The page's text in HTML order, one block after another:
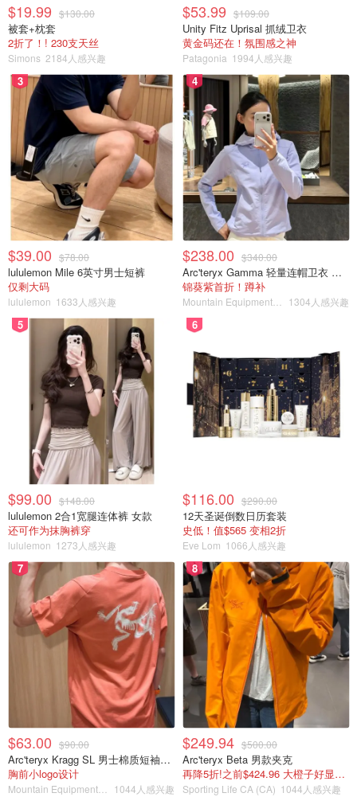
盐和海藻提取物，可以提供即时的临时紧致和紧致效果。 多
肽复合物，可以明显有助于减少眼袋、浮肿和皱纹的出现。
苜蓿提取物和水解羽扇豆蛋白，这种强效组合，随着时间的
推移可以有助于减少过度丰盈的外观并紧致肌肤，有助于平
滑眼袋，眼周皱纹等。...
山猪葫芦娃 18 查看原帖
前面不是说到ptr家的东西最大特色就是威力够猛嘛，相应
的，他家产品下药效果有多猛，他们的包装就有多美式老土
😂😂他家特别实在，除了部分有保鲜要求的产品，一般不整
过度包装花哨设计这些虚头巴脑的所谓仪式感的这些没用
的，就外面包层膜，写点字完事儿了😂😂这次的瞬间紧致眼
霜也是，就一大支黑色牙膏管外面包了层保护膜就完事儿
了，这就是效果好自带回头客不屑靠外表来骗钱的任性吗😂
😂😂ptr：我和那些妖艳贱货可不一样！🤣🤣 🍀眼霜质地 眼
霜是半透明略厚的哲理霜质地，不过延展性很好，一擦就开
～然后需要搭配特殊的使用手法和使用方法，以获得最佳效
果～ 🍀成分功能 这款眼霜包含三种紧致皮肤的硅酸盐和海藻
提取物，提供即时的临时紧致和紧致效果。 聚合草叶提取
物，茴香提取物，茴香籽提取物，刺阿干树提取物等植物提
取活性成分可以有效调理皮肤；棕榈酰四肽-3和二胜肽除了
调理皮肤，还能起到保湿，改善淋巴循环和减少弹力胶原蛋
白的流失，明显有助于减少眼袋、浮肿和皱纹的出现；紫花
$19.99 $130.00
被套+枕套
2折了！! 230支天丝
Simons 2184人感兴趣
$53.99 $109.00
Unity Fitz Uprisal 抓绒卫衣
黄金码还在！氛围感之神
Patagonia 1994人感兴趣
3
$39.00 $78.00
lululemon Mile 6英寸男士短裤
仅剩大码
lululemon 1633人感兴趣
4
$238.00 $340.00
Arc'teryx Gamma 轻量连帽卫衣 女款
锦葵紫首折！蹲补
1304人感兴趣
5
$99.00 $148.00
lululemon 2合1宽腿连体裤 女款
还可作为抹胸裤穿
lululemon 1273人感兴趣
6
$116.00 $290.00
12天圣诞倒数日历套装
史低！值$565 变相2折
Eve Lom 1066人感兴趣
7
$63.00 $90.00
Arc'teryx Kragg SL 男士棉质短袖T恤
胸前小logo设计
1044人感兴趣
8
$249.94 $500.00
Arc'teryx Beta 男款夹克
再降5折!之前$424.96 大橙子好显白 蹲补
Sporting Life CA (CA) 1044人感兴趣